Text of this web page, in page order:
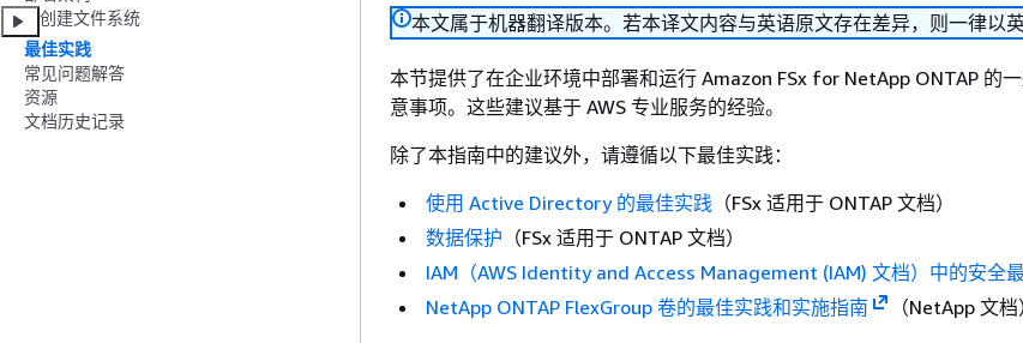
创建文件系统
最佳实践
常见问题解答
资源
文档历史记录
本文属于机器翻译版本。若本译文内容与英语原文存在差异，则一律以英
本节提供了在企业环境中部署和运行 Amazon FSx for NetApp ONTAP 的
意事项。这些建议基于 AWS 专业服务的经验。
除了本指南中的建议外，请遵循以下最佳实践：
使用 Active Directory 的最佳实践 （FSx 适用于 ONTAP 文档）
数据保护 （FSx 适用于 ONTAP 文档）
IAM（AWS Identity and Access Management (IAM) 文档）中的安全
NetApp ONTAP FlexGroup 卷的最佳实践和实施指南
（NetApp 文档